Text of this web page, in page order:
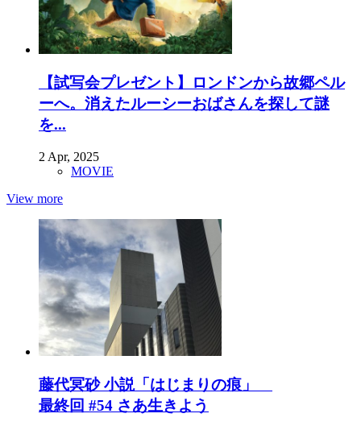
【試写会プレゼント】ロンドンから故郷ペル
ーへ。消えたルーシーおばさんを探して謎
を...
2 Apr, 2025
MOVIE
View more
藤代冥砂 小説「はじまりの痕」
最終回 #54 さあ生きよう